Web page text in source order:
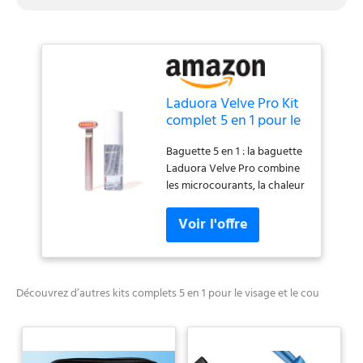
Laduora Velve Pro Kit
complet 5 en 1 pour le
Massage à micro-
courants et du visage |
Outil avancé de soins
de la peau pour
nettoyer, soulever et
raffermir la peau (rose)
Baguette 5 en 1 : la baguette
Laduora Velve Pro combine
les microcourants, la chaleur
thérapeutique et le massage
du visage pour dynamiser la
peau, réduire les ridules et
favoriser un teint éclatant.
d'onde pour le visage :
basculez simplement entre
deux modes de couleur pour
pour vos besoins individuels
Découvrez d’autres kits complets 5 en 1 pour le visage et le cou